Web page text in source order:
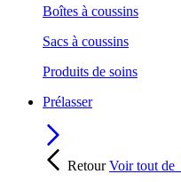
Boîtes à coussins
Sacs à coussins
Produits de soins
Prélasser
RetourVoir tout de